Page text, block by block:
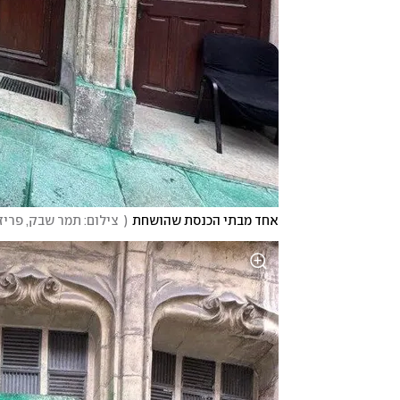
אחד מבתי הכנסת שהושחת (
צילום: תמר שבק,